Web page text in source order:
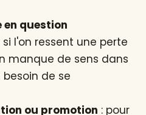
en question
si l'on ressent une perte
manque de sens dans
de se
ou promotion : pour